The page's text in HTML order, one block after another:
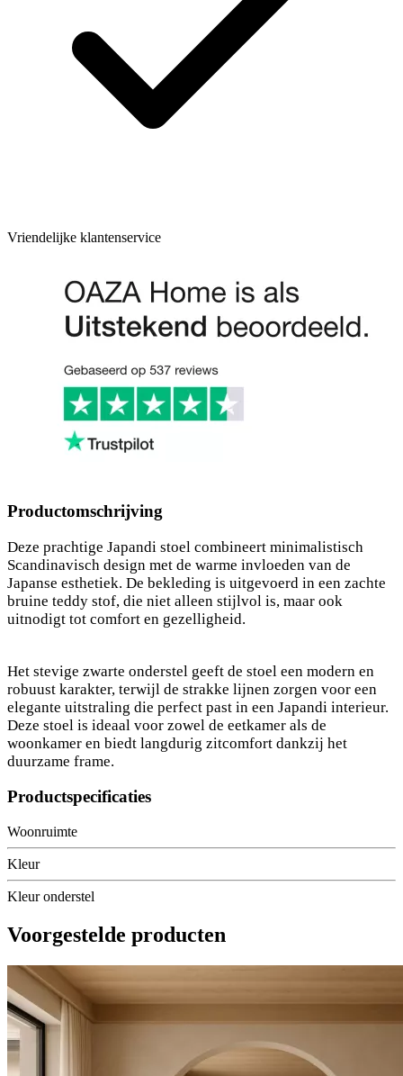
Vriendelijke klantenservice
Productomschrijving
Deze prachtige Japandi stoel combineert minimalistisch
Scandinavisch design met de warme invloeden van de
Japanse esthetiek. De bekleding is uitgevoerd in een zachte
bruine teddy stof, die niet alleen stijlvol is, maar ook
uitnodigt tot comfort en gezelligheid.
Het stevige zwarte onderstel geeft de stoel een modern en
robuust karakter, terwijl de strakke lijnen zorgen voor een
elegante uitstraling die perfect past in een Japandi interieur.
Deze stoel is ideaal voor zowel de eetkamer als de
woonkamer en biedt langdurig zitcomfort dankzij het
duurzame frame.
Productspecificaties
Woonruimte
Kleur
Kleur onderstel
Voorgestelde producten